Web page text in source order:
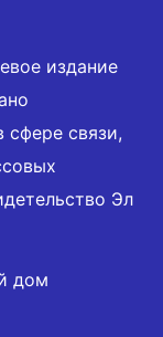
издание
связи,
Эл
дом